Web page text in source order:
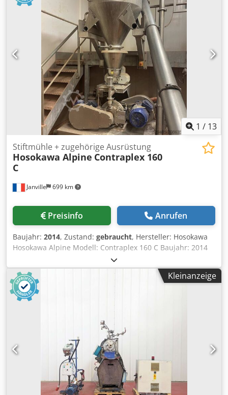
1 / 13
Janville 699 km
Stiftmühle + zugehörige Ausrüstung
Hosokawa Alpine Contraplex 160
C
Preisinfo Anrufen
Baujahr: 2014, Zustand: gebraucht, Hersteller: Hosokawa
Hosokawa Alpine Modell: Contraplex 160 C Baujahr: 2014
Typ: Stiftmühle + zugehörige Ausrüstung Dokumentation:
Hosokawa Alpine Contraplex 160 C Feinstprallmühle mit
zwei angetriebenen Stiftscheiben Motorleistung
(Rahmenseite): 7,5 kW Stiftgeschwindigkeit (Rahmenseite):
16.500 U/min Anzahl der Spindelreihen (Rahmenseite): 3
(Türseite): 12.000 U/min Djdpfx Abjx R Avvj Eskr Anzahl der
Spindelreihen (Türseite): 2 Pulvertransfer: Bohle MCL 300
Behälter + Ständer Zwangskonventions-Vakuumsystem
Austragstrichter Handlingswagen
Kleinanzeige